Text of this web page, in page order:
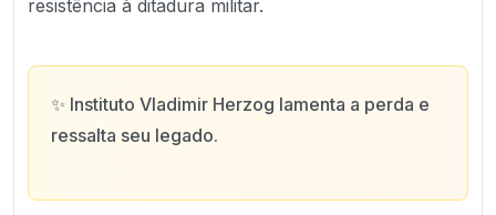
resistência à ditadura militar.
✨ Instituto Vladimir Herzog lamenta a perda e
ressalta seu legado.